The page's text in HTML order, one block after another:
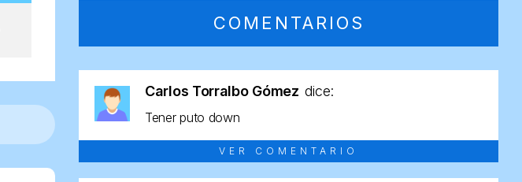
COMENTARIOS
Carlos Torralbo Gómez dice:
Tener puto down
VER COMENTARIO